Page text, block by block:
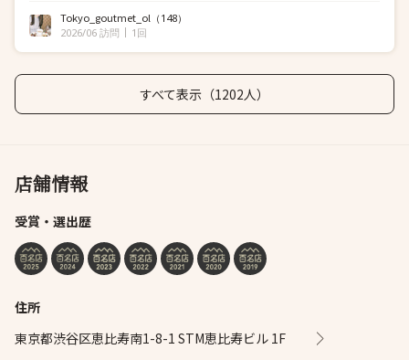
Tokyo_goutmet_ol （148）
2026/06 訪問
1回
すべて表示（1202人）
店舗情報
受賞・選出歴
住所
東京都渋谷区恵比寿南1-8-1 STM恵比寿ビル 1F